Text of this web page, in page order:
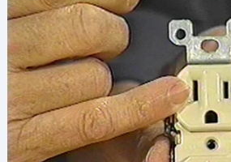
— Ваш свекр.
Света окончательно
Сережа будет рад. У нас
событие —
восторжествовала незнакомка.
— Событие? Погодите, я
почему вы решили, что он